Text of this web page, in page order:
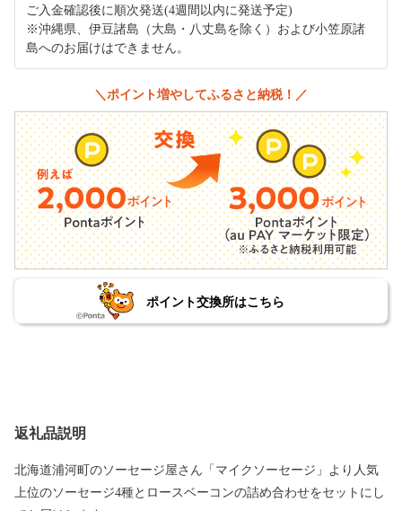
ご入金確認後に順次発送(4週間以内に発送予定)
※沖縄県、伊豆諸島（大島・八丈島を除く）および小笠原諸
島へのお届けはできません。
＼ポイント増やしてふるさと納税！／
ポイント交換所はこちら
返礼品説明
北海道浦河町のソーセージ屋さん「マイクソーセージ」より人気
上位のソーセージ4種とロースベーコンの詰め合わせをセットにし